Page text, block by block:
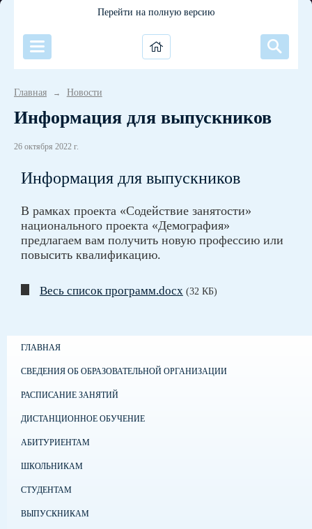
Перейти на полную версию
Главная → Новости
Информация для выпускников
26 октября 2022 г.
Информация для выпускников
В рамках проекта «Содействие занятости»
национального проекта «Демография»
предлагаем вам получить новую профессию или
повысить квалификацию.
Весь список программ.docx (32 КБ)
ГЛАВНАЯ
СВЕДЕНИЯ ОБ ОБРАЗОВАТЕЛЬНОЙ ОРГАНИЗАЦИИ
РАСПИСАНИЕ ЗАНЯТИЙ
ДИСТАНЦИОННОЕ ОБУЧЕНИЕ
АБИТУРИЕНТАМ
ШКОЛЬНИКАМ
СТУДЕНТАМ
ВЫПУСКНИКАМ